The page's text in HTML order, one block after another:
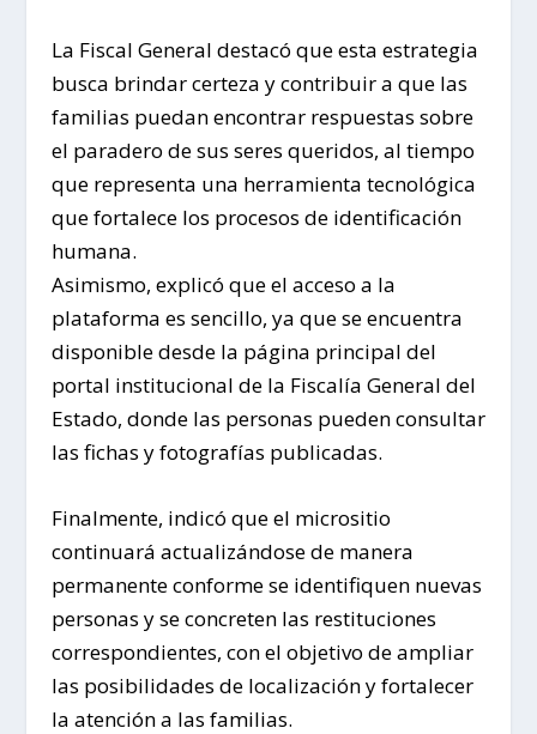
La Fiscal General destacó que esta estrategia
busca brindar certeza y contribuir a que las
familias puedan encontrar respuestas sobre
el paradero de sus seres queridos, al tiempo
que representa una herramienta tecnológica
que fortalece los procesos de identificación
humana.
Asimismo, explicó que el acceso a la
plataforma es sencillo, ya que se encuentra
disponible desde la página principal del
portal institucional de la Fiscalía General del
Estado, donde las personas pueden consultar
las fichas y fotografías publicadas.
Finalmente, indicó que el micrositio
continuará actualizándose de manera
permanente conforme se identifiquen nuevas
personas y se concreten las restituciones
correspondientes, con el objetivo de ampliar
las posibilidades de localización y fortalecer
la atención a las familias.